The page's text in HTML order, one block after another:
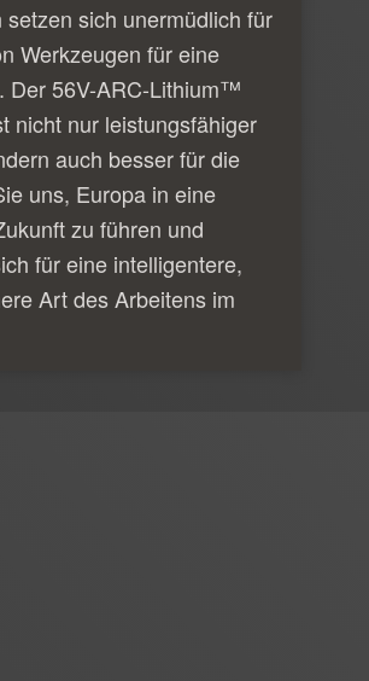
sich unermüdlich für
Werkzeugen für eine
Der 56V-ARC-Lithium™
nicht nur leistungsfähiger
auch besser für die
uns, Europa in eine
zu führen und
für eine intelligentere,
Art des Arbeitens im